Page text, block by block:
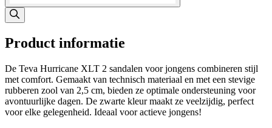
Product informatie
De Teva Hurricane XLT 2 sandalen voor jongens combineren stijl
met comfort. Gemaakt van technisch materiaal en met een stevige
rubberen zool van 2,5 cm, bieden ze optimale ondersteuning voor
avontuurlijke dagen. De zwarte kleur maakt ze veelzijdig, perfect
voor elke gelegenheid. Ideaal voor actieve jongens!